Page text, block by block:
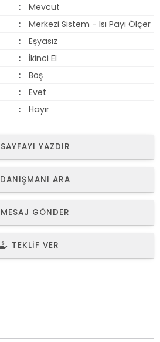
Mevcut
Merkezi Sistem - Isı Payı Ölçer
Eşyasız
İkinci El
Boş
Evet
Hayır
SAYFAYI YAZDIR
DANIŞMANI ARA
MESAJ GÖNDER
TEKLIF VER